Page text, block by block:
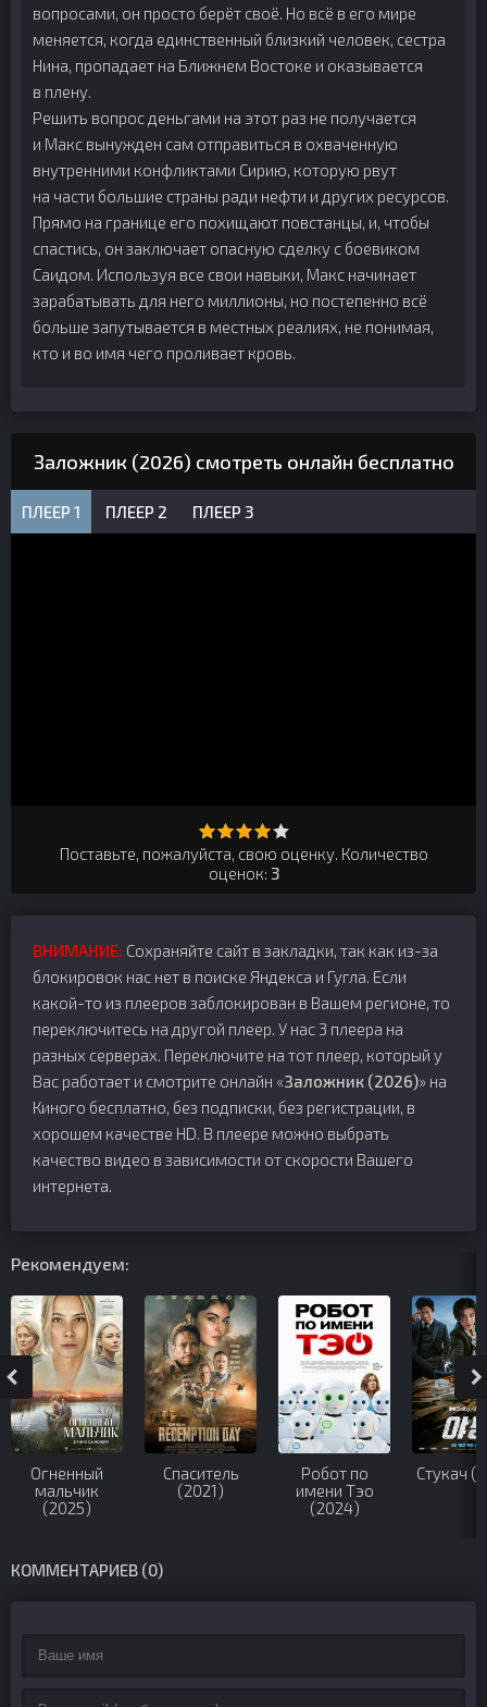
вопросами, он просто берёт своё. Но всё в его мире
меняется, когда единственный близкий человек, сестра
Нина, пропадает на Ближнем Востоке и оказывается
в плену.
Решить вопрос деньгами на этот раз не получается
и Макс вынужден сам отправиться в охваченную
внутренними конфликтами Сирию, которую рвут
на части большие страны ради нефти и других ресурсов.
Прямо на границе его похищают повстанцы, и, чтобы
спастись, он заключает опасную сделку с боевиком
Саидом. Используя все свои навыки, Макс начинает
зарабатывать для него миллионы, но постепенно всё
больше запутывается в местных реалиях, не понимая,
кто и во имя чего проливает кровь.
Заложник (2026) смотреть онлайн бесплатно
ПЛЕЕР 1 ПЛЕЕР 2 ПЛЕЕР 3
Поставьте, пожалуйста, свою оценку. Количество
оценок: 3
ВНИМАНИЕ: Сохраняйте сайт в закладки, так как из-за
блокировок нас нет в поиске Яндекса и Гугла. Если
какой-то из плееров заблокирован в Вашем регионе, то
переключитесь на другой плеер. У нас 3 плеера на
разных серверах. Переключите на тот плеер, который у
Вас работает и смотрите онлайн «Заложник (2026)» на
Киного бесплатно, без подписки, без регистрации, в
хорошем качестве HD. В плеере можно выбрать
качество видео в зависимости от скорости Вашего
интернета.
Рекомендуем:
Огненный
мальчик
(2025)
Спаситель
(2021)
Робот по
имени Тэо
(2024)
Стукач
КОММЕНТАРИЕВ (0)